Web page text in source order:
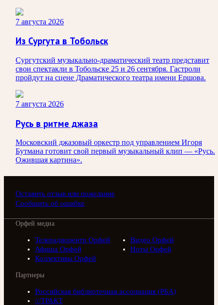
7 августа 2026
Из Сургута в Тобольск
Сургутский музыкально-драматический театр представит
свои спектакли в Тобольске 25 и 26 сентября. Гастроли
пройдут на сцене Драматического театра имени Ершова.
7 августа 2026
Русь в ритме джаза
Московский джазовый оркестр под управлением Игоря
Бутмана готовит свой первый музыкальный клип — «Русь.
Ожившая картина».
Оставить отзыв или пожелание
Сообщить об ошибке
Орфей медиа
Телерадиоцентр Орфей
Видео Орфей
Афиша Орфей
Ноты Орфей
Коллективы Орфей
Партнеры
Российская библиотечная ассоциация (РБА)
///ТРАКТ